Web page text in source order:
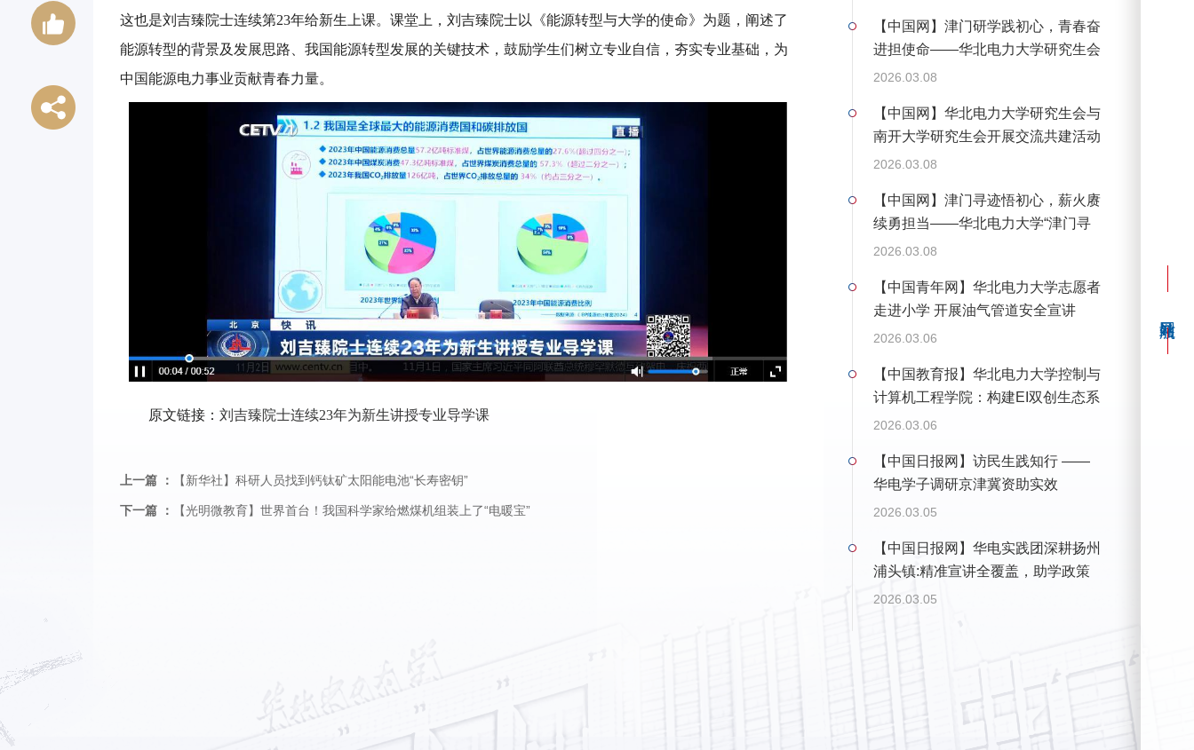
这也是刘吉臻院士连续第23年给新生上课。课堂上，刘吉臻院士以《能源转型与大学的使命》为题，阐述了
能源转型的背景及发展思路、我国能源转型发展的关键技术，鼓励学生们树立专业自信，夯实专业基础，为
中国能源电力事业贡献青春力量。
原文链接： 刘吉臻院士连续23年为新生讲授专业导学课
上一篇 ： 【新华社】科研人员找到钙钛矿太阳能电池“长寿密钥”
下一篇 ： 【光明微教育】世界首台！我国科学家给燃煤机组装上了“电暖宝”
【中国网】津门研学践初心，青春奋
进担使命——华北电力大学研究生会
赴天津开展系列主题实践活动
2026.03.08
【中国网】华北电力大学研究生会与
南开大学研究生会开展交流共建活动
2026.03.08
【中国网】津门寻迹悟初心，薪火赓
续勇担当——华北电力大学“津门寻
迹，薪火赓续”寒假社会实践团开展
2026.03.08
【中国青年网】华北电力大学志愿者
走进小学 开展油气管道安全宣讲
2026.03.06
【中国教育报】华北电力大学控制与
计算机工程学院：构建EI双创生态系
统 培养“人工智能+”拔尖创新人才
2026.03.06
【中国日报网】访民生践知行 ——
华电学子调研京津冀资助实效
2026.03.05
【中国日报网】华电实践团深耕扬州
浦头镇:精准宣讲全覆盖，助学政策
暖乡邻
2026.03.05